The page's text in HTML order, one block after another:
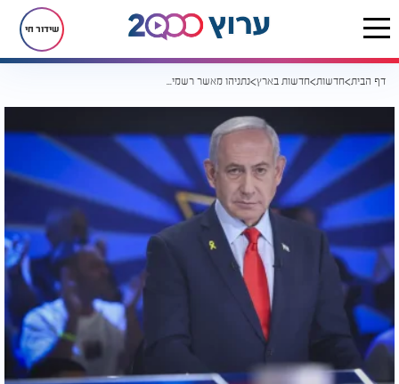
שידור חי
דף הבית חדשות חדשות בארץ נתניהו מאשר רשמית: "מלחמת התקומה" - וזו עלות השינוי